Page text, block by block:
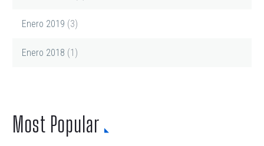
Enero 2019 (3)
Enero 2018 (1)
Most Popular